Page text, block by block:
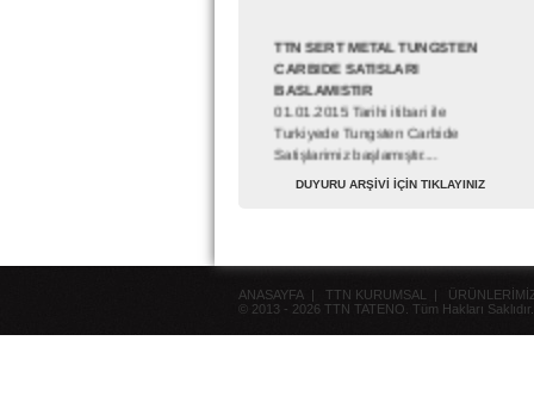
CARBIDE SATISLARI
BASLAMISTIR
01.01.2015 Tarihi itibari ile
Turkiyede Tungsten Carbide
Satişlarimiz başlamıştır....
Yetkili satıcılık ilanı
Tüm ilerimizde yetkili satıcılıklar
Kros Rayba
TTN Tateno TURKİYE
DUYURU ARŞİVİ İÇİN TIKLAYINIZ
ANASAYFA | TTN KURUMSAL |
© 2013 - 2026 TTN TATENO. Tüm Hakları Saklıdır.